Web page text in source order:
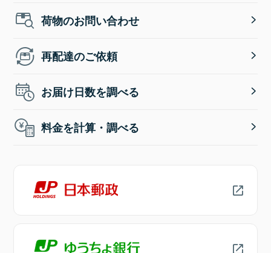
荷物のお問い合わせ
再配達のご依頼
お届け日数を調べる
料金を計算・調べる